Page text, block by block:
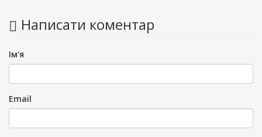
Написати коментар
Ім'я
Email